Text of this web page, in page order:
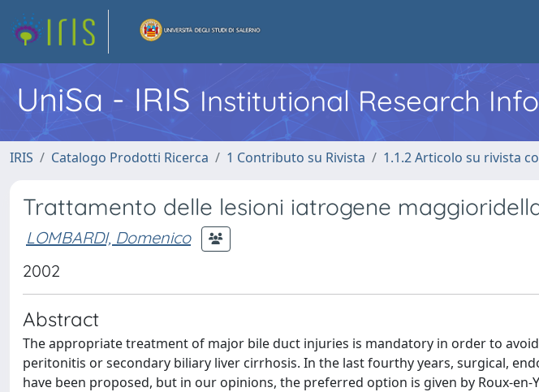
UniSa - IRIS Institutional Research
IRIS Catalogo Prodotti Ricerca 1 Contributo su Rivista 1.1.2 Articolo su rivista
Trattamento delle lesioni iatrogene
LOMBARDI, Domenico
2002
Abstract
The appropriate treatment of major bile duct injuries is mandatory in order to
peritonitis or secondary biliary liver cirrhosis. In the last fourthy years, surgical,
have been proposed, but in our opinions, the preferred option is given by Roux-